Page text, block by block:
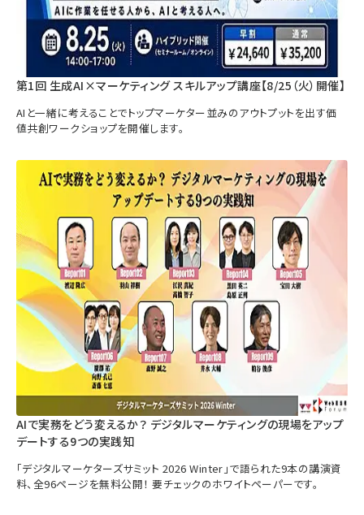
第1回 生成AI×マーケティング スキルアップ講座【8/25（火）開催】
AIと一緒に考えることでトップマーケター並みのアウトプットを出す価
値共創ワークショップを開催します。
AIで実務をどう変えるか？ デジタルマーケティングの現場をアップ
デートする9つの実践知
「デジタルマーケターズサミット 2026 Winter」で語られた9本の講演資
料、全96ページを無料公開！ 要チェックのホワイトペーパーです。